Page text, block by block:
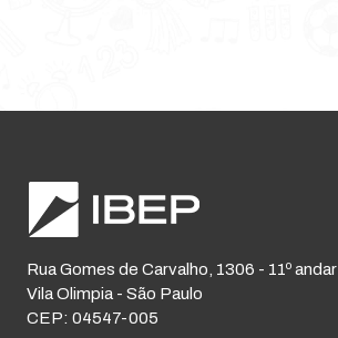
Rua Gomes de Carvalho, 1306 - 11º andar
Vila Olimpia - São Paulo
CEP: 04547-005